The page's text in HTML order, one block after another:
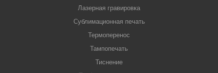
Лазерная гравировка
Сублимационная печать
Термоперенос
Тампопечать
Тиснение